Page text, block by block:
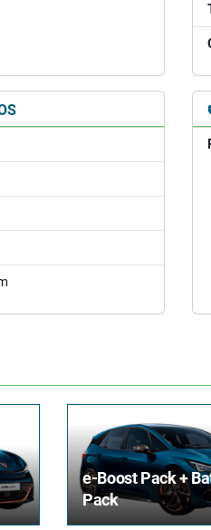
e-Boost Pack +
Pack